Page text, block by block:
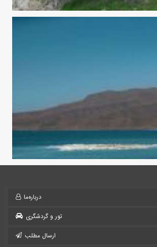
درباره‌ما
تور و گردشگری
ارسال مطلب